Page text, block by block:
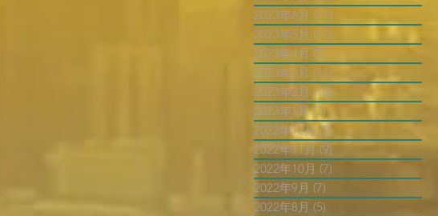
2023年6月 (11)
2023年5月 (11)
2023年4月 (7)
2023年3月 (11)
2023年2月 (10) 10 篇文章
2023年1月 (7)7 篇文章
2022年12月 (5)
2022年11月 (9)
2022年10月 (7)
2022年9月 (7)
2022年8月 (5)